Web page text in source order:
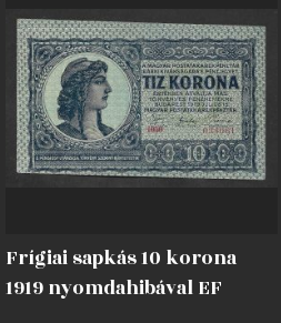
Frígiai sapkás 10 korona
1919 nyomdahibával EF